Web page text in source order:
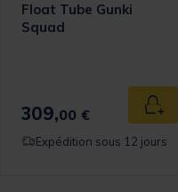
panier
Float Tube Gunki
Squad
309,00 €
Expédition sous 12 jours